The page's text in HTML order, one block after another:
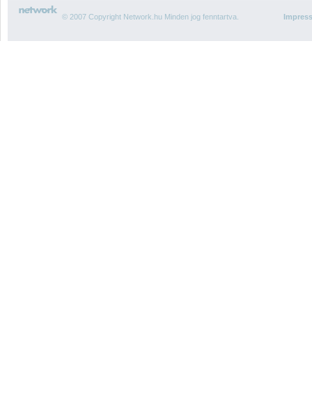
© 2007 Copyright Network.hu Minden jog fenntartva.